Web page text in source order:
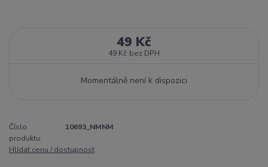
49 Kč
49 Kč bez DPH
Momentálně není k dispozici
Číslo
produktu:
10693_NMNM
Hlídat cenu / dostupnost